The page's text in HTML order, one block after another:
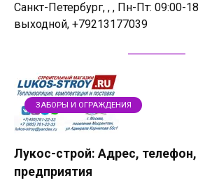
Санкт-Петербург, , , Пн-Пт: 09:00-
выходной, +79213177039
ЗАБОРЫ И ОГРАЖДЕНИЯ
Лукос-строй: Адрес,
предприятия